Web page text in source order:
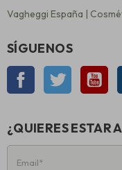
Vagheggi España |
SÍGUENOS
Facebook Twitter
¿QUIERES ESTAR